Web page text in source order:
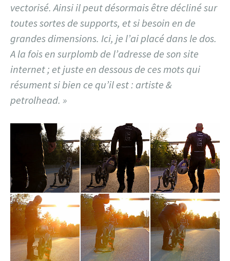
vectorisé. Ainsi il peut désormais être décliné sur
toutes sortes de supports, et si besoin en de
grandes dimensions. Ici, je l’ai placé dans le dos.
A la fois en surplomb de l’adresse de son site
internet ; et juste en dessous de ces mots qui
résument si bien ce qu’il est : artiste &
petrolhead. »